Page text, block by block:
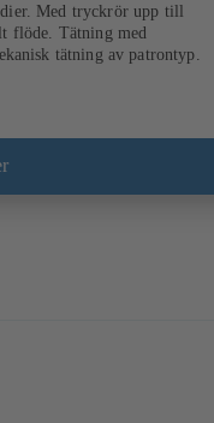
Med tryckrör upp till
flöde. Tätning med
tätning av patrontyp.